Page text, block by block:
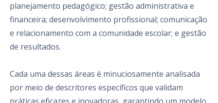
planejamento pedagógico; gestão administrativa e
financeira; desenvolvimento profissional; comunicação
e relacionamento com a comunidade escolar; e gestão
de resultados.
Cada uma dessas áreas é minuciosamente analisada
por meio de descritores específicos que validam